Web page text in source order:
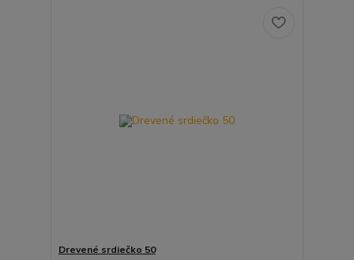
Drevené srdiečko 50